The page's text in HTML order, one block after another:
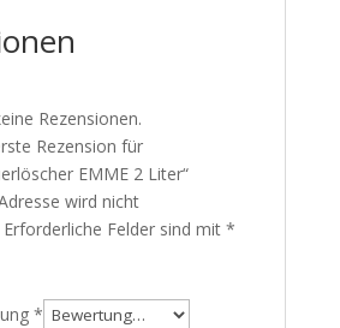
Rezensionen.
Rezension für
EMME 2 Liter“
wird nicht
Erforderliche Felder sind mit *
*